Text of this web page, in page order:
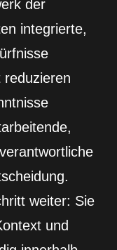
der
integrierte,
reduzieren
weiter: Sie
und